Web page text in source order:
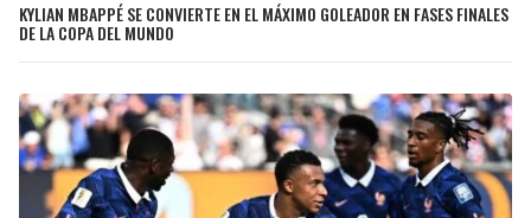
KYLIAN MBAPPÉ SE CONVIERTE EN EL MÁXIMO GOLEADOR EN FASES FINALES
DE LA COPA DEL MUNDO